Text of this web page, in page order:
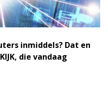
inmiddels? Dat en
die vandaag